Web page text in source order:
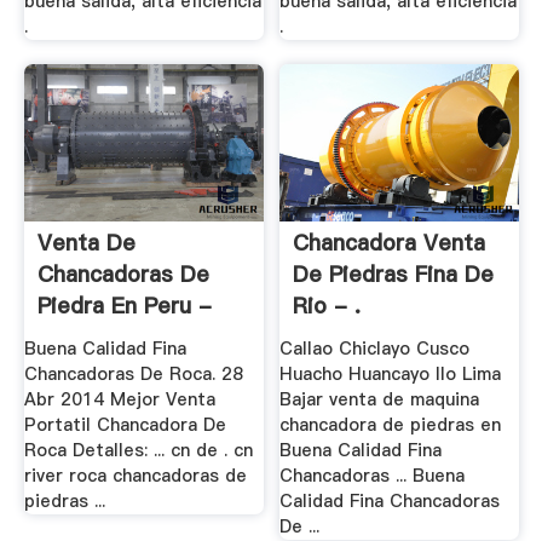
.
.
Venta De
Chancadoras De
Piedra En Peru -
Water .
Buena Calidad Fina
Chancadoras De Roca. 28
Abr 2014 Mejor Venta
Portatil Chancadora De
Roca Detalles: ... cn de . cn
river roca chancadoras de
piedras ...
Chancadora Venta
De Piedras Fina De
Rio - .
Callao Chiclayo Cusco
Huacho Huancayo Ilo Lima
Bajar venta de maquina
chancadora de piedras en
Buena Calidad Fina
Chancadoras ... Buena
Calidad Fina Chancadoras
De ...